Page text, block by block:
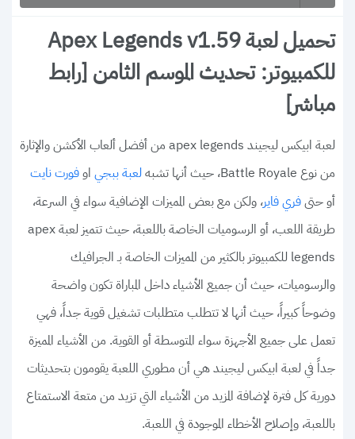
تحميل لعبة Apex Legends v1.59
للكمبيوتر: تحديث الموسم الثامن [رابط
مباشر]
لعبة ابيكس ليجيند apex legends من أفضل ألعاب الأكشن والإثارة
من نوع Battle Royale، حيث أنها تشبه
لعبة ببجي اوفورت نايت
أو حتىفري فاير، ولكن مع بعض المميزات الإضافية سواء في السرعة،
طريقة اللعب، أو الرسوميات الخاصة باللعبة، حيث تتميز لعبة apex
legends للكمبيوتر بالكثير من المميزات الخاصة بـ الجرافيك
والرسوميات، حيث أن جميع الأشياء داخل المباراة تكون واضحة
وضوحاً كبيراً، حيث أنها لا تتطلب متطلبات تشغيل قوية جداً، فهي
تعمل على جميع الأجهزة سواء المتوسطة أو القوية. من الأشياء المميزة
جداً في لعبة ابيكس ليجيند هي أن مطوري اللعبة يقومون بتحديثات
دورية كل فترة لإضافة المزيد من الأشياء التي تزيد من متعة الاستمتاع
باللعبة، وإصلاح الأخطاء الموجودة في اللعبة.